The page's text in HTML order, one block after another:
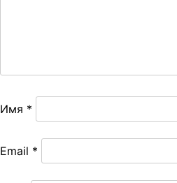
Имя *
Email *